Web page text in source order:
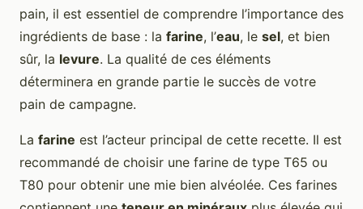
pain, il est essentiel de comprendre l’importance des
ingrédients de base : la farine, l’eau, le sel, et bien
sûr, la levure. La qualité de ces éléments
déterminera en grande partie le succès de votre
pain de campagne.
La farine est l’acteur principal de cette recette. Il est
recommandé de choisir une farine de type T65 ou
T80 pour obtenir une mie bien alvéolée. Ces farines